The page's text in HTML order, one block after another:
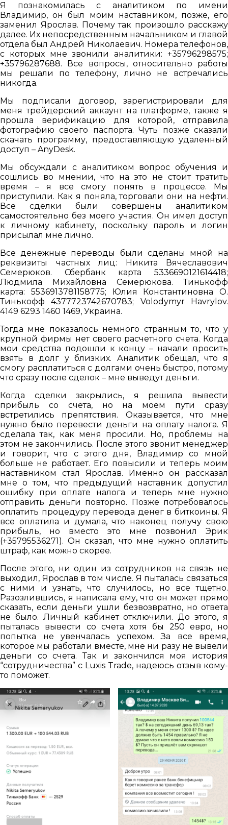
Я познакомилась с аналитиком по имени
Владимир, он был моим наставником, позже, его
заменил Ярослав. Почему так произошло расскажу
далее. Их непосредственным начальником и главой
отдела был Андрей Николаевич. Номера телефонов,
с которых мне звонили аналитики: +35796298575;
+35796287688. Все вопросы, относительно работы
мы решали по телефону, лично не встречались
никогда.
Мы подписали договор, зарегистрировали для
меня трейдерский аккаунт на платформе, также я
прошла верификацию для которой, отправила
фотографию своего паспорта. Чуть позже сказали
скачать программу, предоставляющую удаленный
доступ – AnyDesk.
Мы обсуждали с аналитиком вопрос обучения и
сошлись во мнении, что на это не стоит тратить
время – я все смогу понять в процессе. Мы
приступили. Как я поняла, торговали они на нефти.
Все сделки были совершены аналитиком
самостоятельно без моего участия. Он имел доступ
к личному кабинету, поскольку пароль и логин
присылал мне лично.
Все денежные переводы были сделаны мной на
реквизиты частных лиц: Никита Вячеславович
Семерюков. Сбербанк карта 5336690121614418;
Людмила Михайловна Семерюкова. Тинькофф
карта: 5536913781158775; Юлия Константиновна О.
Тинькофф 4377723742670783; Volodymyr Havrylov.
4149 6293 1460 1469, Украина.
Тогда мне показалось немного странным то, что у
крупной фирмы нет своего расчетного счета. Когда
мои средства подошли к концу – начали просить
взять в долг у близких. Аналитик обещал, что я
смогу расплатиться с долгами очень быстро, потому
что сразу после сделок – мне выведут деньги.
Когда сделки закрылись, я решила вывести
прибыль со счета, но на моем пути сразу
встретились препятствия. Оказывается, что мне
нужно было перевести деньги на оплату налога. Я
сделала так, как меня просили. Но, проблемы на
этом не закончились. После этого звонит менеджер
и говорит, что с этого дня, Владимир со мной
больше не работает. Его повысили и теперь моим
наставником стал Ярослав. Именно он рассказал
мне о том, что предыдущий наставник допустил
ошибку при оплате налога и теперь мне нужно
отправить деньги повторно. Позже потребовалось
оплатить процедуру перевода денег в биткоины. Я
все оплатила и думала, что наконец получу свою
прибыль, но вместо это мне позвонил Эрик
(+35795536271). Он сказал, что мне нужно оплатить
штраф, как можно скорее.
После этого, ни один из сотрудников на связь не
выходил, Ярослав в том числе. Я пыталась связаться
с ними и узнать, что случилось, но все тщетно.
Разозлившись, я написала ему, что он может прямо
сказать, если деньги ушли безвозвратно, но ответа
не было. Личный кабинет отключили. До этого, я
пыталась вывести со счета хотя бы 250 евро, но
попытка не увенчалась успехом. За все время,
которое мы работали вместе, мне ни разу не вывели
деньги со счета. Так и закончился моя история
“сотрудничества” с Luxis Trade, надеюсь отзыв кому-
то поможет.